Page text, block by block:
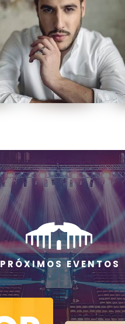
P R Ó X I M O S E V E N T O S